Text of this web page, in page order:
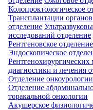
Колопроктологическое
Трансплантации органов
отделение
исследований отделение
Рентгеновское отделение
Эндоскопическое
Рентгенохирургических
диагностики и лечения
Отделение онкоурологии
Отделение
торакальной онкологии
Акушерское